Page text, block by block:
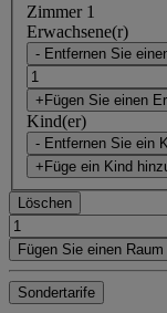
Zimmer 1
Erwachsene(r)
- Entfernen Sie
+Fügen Sie einen
Kind(er)
- Entfernen Sie ein
+Füge ein Kind
Löschen
Fügen Sie einen
Sondertarife